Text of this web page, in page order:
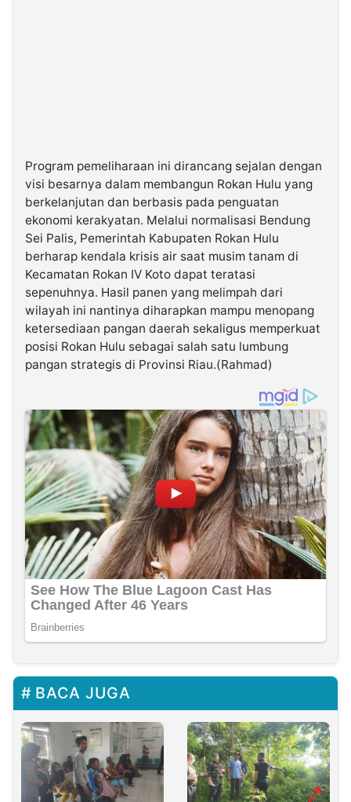
Program pemeliharaan ini dirancang sejalan dengan
visi besarnya dalam membangun Rokan Hulu yang
berkelanjutan dan berbasis pada penguatan
ekonomi kerakyatan. Melalui normalisasi Bendung
Sei Palis, Pemerintah Kabupaten Rokan Hulu
berharap kendala krisis air saat musim tanam di
Kecamatan Rokan IV Koto dapat teratasi
sepenuhnya. Hasil panen yang melimpah dari
wilayah ini nantinya diharapkan mampu menopang
ketersediaan pangan daerah sekaligus memperkuat
posisi Rokan Hulu sebagai salah satu lumbung
pangan strategis di Provinsi Riau.(Rahmad)
BACA JUGA